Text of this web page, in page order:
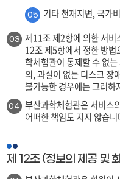
05 기타 천재지변, 국가
03
제11조 제2항에 의한 서
12조 제5항에서 정한 방
학체험관이 통제할 수 없
의, 과실이 없는 디스크 장
불가능한 경우에는 그러하
04
부산과학체험관은 서비스
어떠한 책임도 지지 않습니
제 12조 (정보의 제공 및